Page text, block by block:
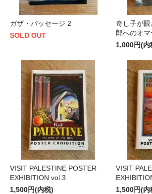
ガザ・パッセージ 2
SOLD OUT
奇し子が
郎へのオ
1,000円(内
VISIT PALESTINE POSTER
EXHIBITION vol.3
1,500円(内税)
VISIT
1,500円(内